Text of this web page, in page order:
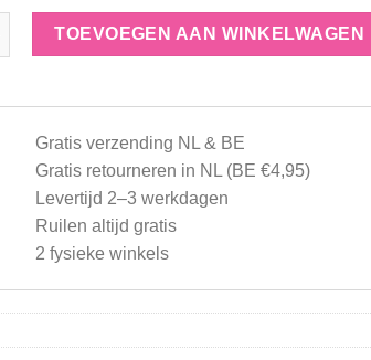
Lara 123 2900 30 aantal
TOEVOEGEN AAN WINKELWAGEN
Gratis verzending NL & BE
Gratis retourneren in NL (BE €4,95)
Levertijd 2–3 werkdagen
Ruilen altijd gratis
2 fysieke winkels